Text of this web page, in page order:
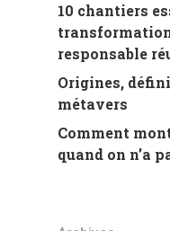
10 chantiers
responsable
Origines,
métavers
Comment
quand on n’a